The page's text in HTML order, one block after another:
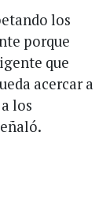
los
porque
que
acercar a
los